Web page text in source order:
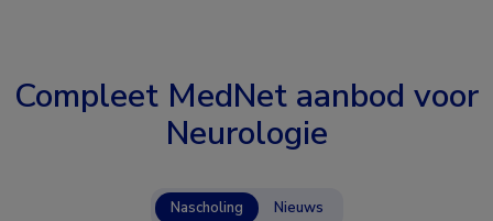
Compleet MedNet aanbod voor
Neurologie
Nascholing Nieuws